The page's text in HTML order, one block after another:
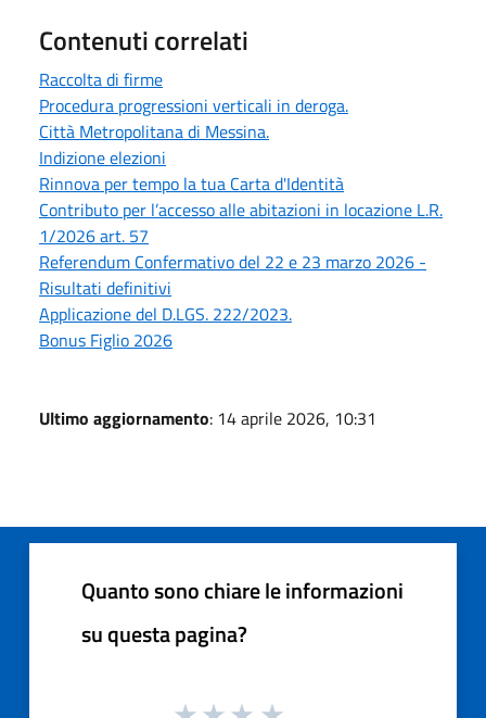
Contenuti correlati
Raccolta di firme
Procedura progressioni verticali in deroga.
Città Metropolitana di Messina.
Indizione elezioni
Rinnova per tempo la tua Carta d'Identità
Contributo per l’accesso alle abitazioni in locazione L.R.
1/2026 art. 57
Referendum Confermativo del 22 e 23 marzo 2026 -
Risultati definitivi
Applicazione del D.LGS. 222/2023.
Bonus Figlio 2026
Ultimo aggiornamento: 14 aprile 2026, 10:31
Quanto sono chiare le informazioni
su questa pagina?